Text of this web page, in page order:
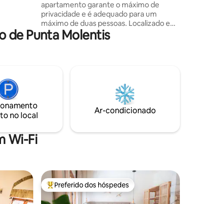
apartamento garante o máximo de
privacidade e é adequado para um
máximo de duas pessoas. Localizado em
uma ligeira colina, a poucos minutos do
mar, tem um quarto duplo, banheiro
para o jardim, é ideal para quem ama o
sol, a natureza e o mar. Entrada privativa
com estacionamento e área de jardim
de Punta Molentis
no local
Ar-condicionado
Wi-Fi
Entre os melhores preferidos dos hóspedes
Preferido dos hóspedes